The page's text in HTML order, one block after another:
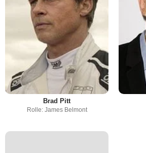
Brad Pitt
Rolle: James Belmont